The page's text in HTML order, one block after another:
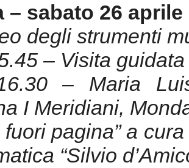
– sabato 26 aprile
degli strumenti
– Visita
– Maria
I Meridiani,
fuori pagina” a
“Silvio